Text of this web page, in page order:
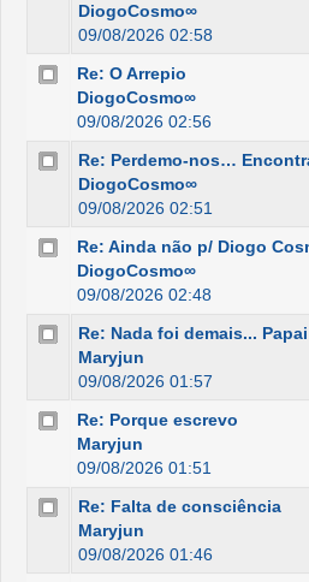
DiogoCosmo∞
09/08/2026 02:58
Re: O Arrepio
DiogoCosmo∞
09/08/2026 02:56
Re: Perdemo-nos…
DiogoCosmo∞
09/08/2026 02:51
Re: Ainda não p/ Diogo
DiogoCosmo∞
09/08/2026 02:48
Re: Nada foi demais...
Maryjun
09/08/2026 01:57
Re: Porque escrevo
Maryjun
09/08/2026 01:51
Re: Falta de consciência
Maryjun
09/08/2026 01:46